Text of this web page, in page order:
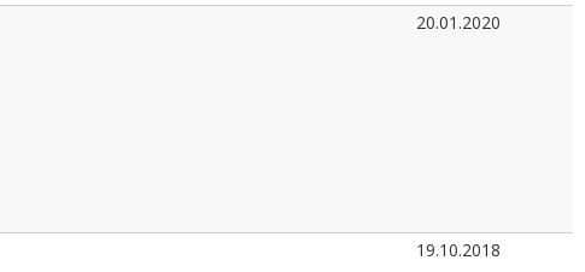
20.01.2020
19.10.2018